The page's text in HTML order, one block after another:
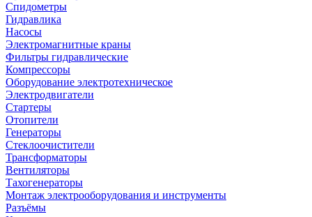
Спидометры
Гидравлика
Насосы
Электромагнитные краны
Фильтры гидравлические
Компрессоры
Оборудование электротехническое
Электродвигатели
Стартеры
Отопители
Генераторы
Стеклоочистители
Трансформаторы
Вентиляторы
Тахогенераторы
Монтаж электрооборудования и инструменты
Разъёмы